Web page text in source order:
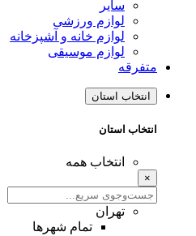
سایر
لوازم ورزشی
لوازم خانه و آشپزخانه
لوازم موسیقی
متفرقه
انتخاب استان
انتخاب استان
انتخاب همه
×
تهران
تمام شهر‌ها